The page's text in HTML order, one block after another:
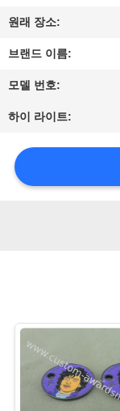
공
장
여
행
원래 장소:
브랜드 이름:
모델 번호:
하이 라이트: